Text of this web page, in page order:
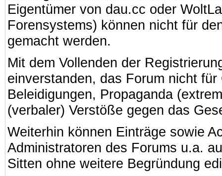
Eigentümer von dau.cc oder
Forensystems) können nicht für
gemacht werden.
Mit dem Vollenden der
einverstanden, das Forum nicht
Beleidigungen, Propaganda
(verbaler) Verstöße gegen das
Weiterhin können Einträge sowie
Administratoren des Forums u.a.
Sitten ohne weitere Begründung